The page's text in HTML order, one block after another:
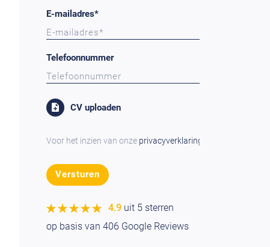
E-mailadres*
Telefoonnummer
CV uploaden
Voor het inzien van onze privacyverklaring
★★★★★
★★★★★ 4.9 uit 5 sterren
op basis van 406 Google Reviews